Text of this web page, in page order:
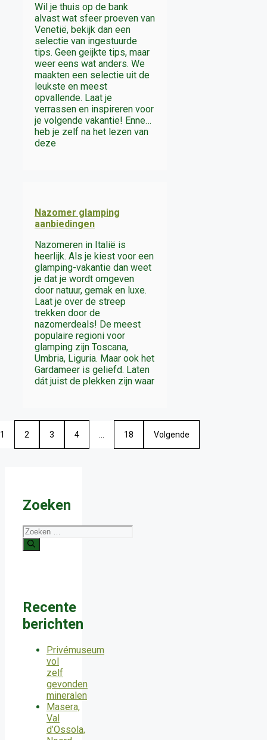
Wil je thuis op de bank
alvast wat sfeer proeven van
Venetië, bekijk dan een
selectie van ingestuurde
tips. Geen geijkte tips, maar
weer eens wat anders. We
maakten een selectie uit de
leukste en meest
opvallende. Laat je
verrassen en inspireren voor
je volgende vakantie! Enne…
heb je zelf na het lezen van
deze
Nazomer glamping
aanbiedingen
Nazomeren in Italië is
heerlijk. Als je kiest voor een
glamping-vakantie dan weet
je dat je wordt omgeven
door natuur, gemak en luxe.
Laat je over de streep
trekken door de
nazomerdeals! De meest
populaire regioni voor
glamping zijn Toscana,
Umbria, Liguria. Maar ook het
Gardameer is geliefd. Laten
dát juist de plekken zijn waar
1 2 3 4 18 Volgende
Zoeken
Zoek
naar:
Recente
berichten
Privémuseum
vol
zelf
gevonden
mineralen
Masera,
Val
d’Ossola,